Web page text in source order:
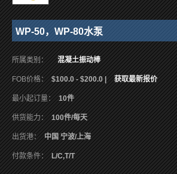
WP-50，WP-80水泵
所属类别： 混凝土振动棒
FOB价格： $100.0 - $200.0 | 获取最新报价
最小起订量： 10件
供货能力： 100件/每天
出货港： 中国 宁波/上海
付款条件： L/C,T/T